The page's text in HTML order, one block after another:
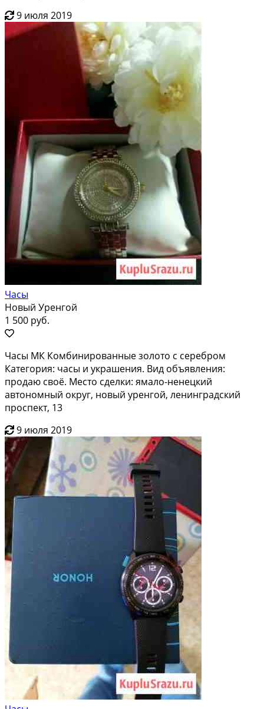
9 июля 2019
Часы
Новый Уренгой
1 500 руб.
Часы МК Комбинированные золото с серебром
Категория: часы и украшения. Вид объявления:
продаю своё. Место сделки: ямало-ненецкий
автономный округ, новый уренгой, ленинградский
проспект, 13
9 июля 2019